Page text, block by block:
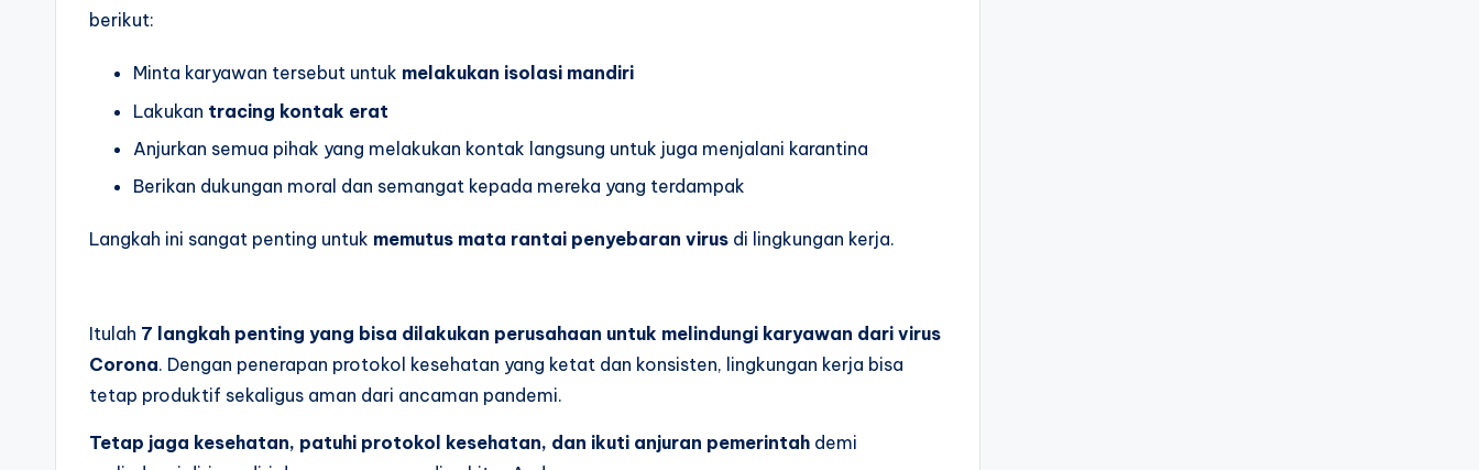
berikut:
Minta karyawan tersebut untuk melakukan isolasi mandiri
Lakukan tracing kontak erat
Anjurkan semua pihak yang melakukan kontak langsung untuk juga menjalani karantina
Berikan dukungan moral dan semangat kepada mereka yang terdampak
Langkah ini sangat penting untuk memutus mata rantai penyebaran virus di lingkungan kerja.
Itulah 7 langkah penting yang bisa dilakukan perusahaan untuk melindungi karyawan dari virus
Corona. Dengan penerapan protokol kesehatan yang ketat dan konsisten, lingkungan kerja bisa
tetap produktif sekaligus aman dari ancaman pandemi.
Tetap jaga kesehatan, patuhi protokol kesehatan, dan ikuti anjuran pemerintah demi